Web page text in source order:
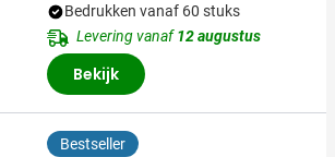
Bedrukken vanaf 60 stuks
Levering vanaf12 augustus
Bekijk
Bestseller